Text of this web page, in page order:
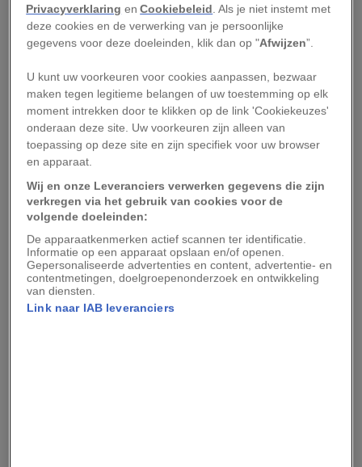
ze een speciale laatste maaltijd of bedwelmende
middelen om het vooruitzicht van hun
naderende dood te verzachten?
Ineen nieuw onderzoek dat vandaag in het
tijdschriftAntiquityis gepubliceerd, wordt de
laatste maaltijd van de man van Tollund tot in
detail geanalyseerd. De maaltijd is opmerkelijk te
noemen omdat deze, nou ja, onopmerkelijk was.
Aangebrande pap
Toen de man van Tollund zeventig jaar geleden
werd ontdekt, werden zijn goed bewaard
gebleven maag en darmkanaal onderzocht. De
Privacyverklaring enCookiebeleid. Als je niet instemt met
deze cookies en de verwerking van je persoonlijke
gegevens voor deze doeleinden, klik dan op "Afwijzen”.
U kunt uw voorkeuren voor cookies aanpassen, bezwaar
maken tegen legitieme belangen of uw toestemming op elk
moment intrekken door te klikken op de link 'Cookiekeuzes'
onderaan deze site. Uw voorkeuren zijn alleen van
toepassing op deze site en zijn specifiek voor uw browser
en apparaat.
Wij en onze Leveranciers verwerken gegevens die zijn
verkregen via het gebruik van cookies voor de
volgende doeleinden:
De apparaatkenmerken actief scannen ter identificatie.
Informatie op een apparaat opslaan en/of openen.
Gepersonaliseerde advertenties en content, advertentie- en
contentmetingen, doelgroepenonderzoek en ontwikkeling
van diensten.
Link naar IAB leveranciers